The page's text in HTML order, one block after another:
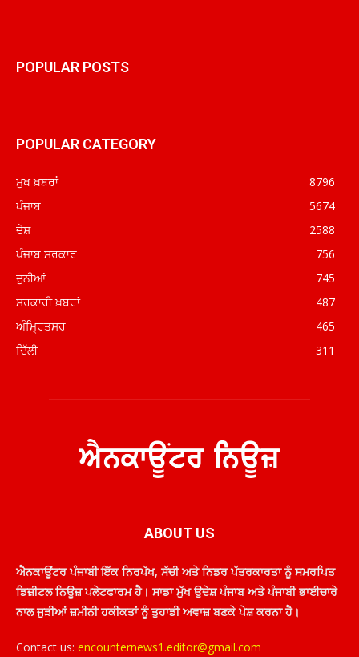
POPULAR POSTS
POPULAR CATEGORY
ਮੁਖ ਖ਼ਬਰਾਂ
8796
ਪੰਜਾਬ
5674
ਦੇਸ਼
2588
ਪੰਜਾਬ ਸਰਕਾਰ
756
ਦੁਨੀਆਂ
745
ਸਰਕਾਰੀ ਖ਼ਬਰਾਂ
487
ਅੰਮ੍ਰਿਤਸਰ
465
ਦਿੱਲੀ
311
ABOUT US
ਐਨਕਾਊਂਟਰ ਪੰਜਾਬੀ ਇੱਕ ਨਿਰਪੱਖ, ਸੱਚੀ ਅਤੇ ਨਿਡਰ ਪੱਤਰਕਾਰਤਾ ਨੂੰ ਸਮਰਪਿਤ
ਡਿਜ਼ੀਟਲ ਨਿਊਜ਼ ਪਲੇਟਫਾਰਮ ਹੈ। ਸਾਡਾ ਮੁੱਖ ਉਦੇਸ਼ ਪੰਜਾਬ ਅਤੇ ਪੰਜਾਬੀ ਭਾਈਚਾਰੇ
ਨਾਲ ਜੁੜੀਆਂ ਜ਼ਮੀਨੀ ਹਕੀਕਤਾਂ ਨੂੰ ਤੁਹਾਡੀ ਅਵਾਜ਼ ਬਣਕੇ ਪੇਸ਼ ਕਰਨਾ ਹੈ।
Contact us: encounternews1.editor@gmail.com